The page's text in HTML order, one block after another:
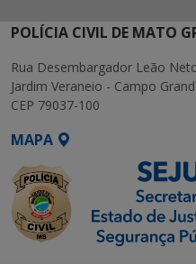
POLÍCIA CIVIL DE MATO
Rua Desembargador Leão
Jardim Veraneio - Campo
CEP 79037-100
MAPA